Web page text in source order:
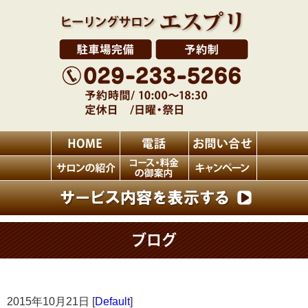
ブログ
2015年10月21日 [Default]